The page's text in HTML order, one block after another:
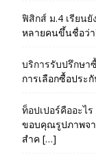
ฟิสิกส์ ม.4 เรียนยั
หลายคนขึ้นชื่อว่
บริการรับปรึกษา
การเลือกซื้อประ
ท็อปเปอร์คืออะไ
ขอบคุณรูปภาพจ
สำค […]